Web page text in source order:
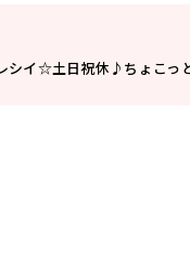
シイ☆土日祝休♪ちょこっ